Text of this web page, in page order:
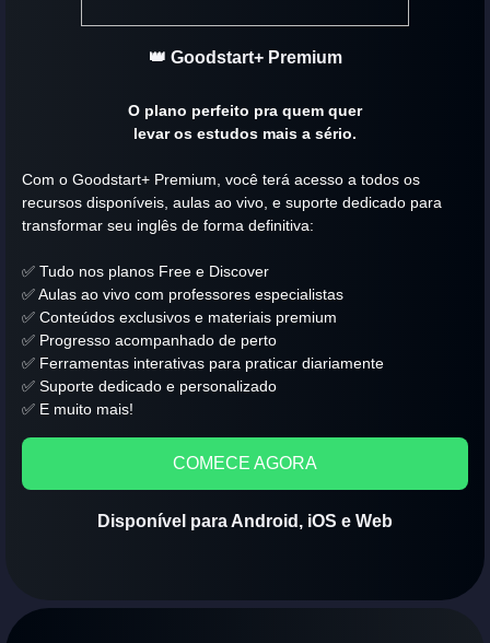
👑 Goodstart+ Premium
O plano perfeito pra quem quer
levar os estudos mais a sério.
Com o Goodstart+ Premium, você terá acesso a todos os
recursos disponíveis, aulas ao vivo, e suporte dedicado para
transformar seu inglês de forma definitiva:
✅ Tudo nos planos Free e Discover
✅ Aulas ao vivo com professores especialistas
✅ Conteúdos exclusivos e materiais premium
✅ Progresso acompanhado de perto
✅ Ferramentas interativas para praticar diariamente
✅ Suporte dedicado e personalizado
✅ E muito mais!
COMECE AGORA
Disponível para Android, iOS e Web